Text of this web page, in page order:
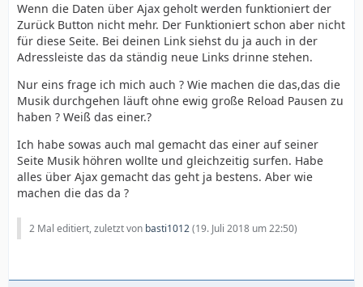
Wenn die Daten über Ajax geholt werden funktioniert der
Zurück Button nicht mehr. Der Funktioniert schon aber nicht
für diese Seite. Bei deinen Link siehst du ja auch in der
Adressleiste das da ständig neue Links drinne stehen.
Nur eins frage ich mich auch ? Wie machen die das,das die
Musik durchgehen läuft ohne ewig große Reload Pausen zu
haben ? Weiß das einer.?
Ich habe sowas auch mal gemacht das einer auf seiner
Seite Musik höhren wollte und gleichzeitig surfen. Habe
alles über Ajax gemacht das geht ja bestens. Aber wie
machen die das da ?
2 Mal editiert, zuletzt von basti1012(19. Juli 2018 um 22:50)